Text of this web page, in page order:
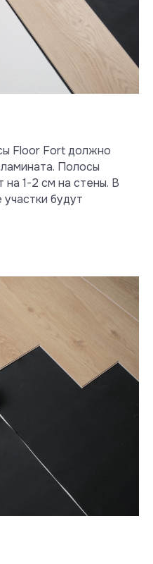
Floor Fort должно
Полосы
1-2 см на стены. В
будут